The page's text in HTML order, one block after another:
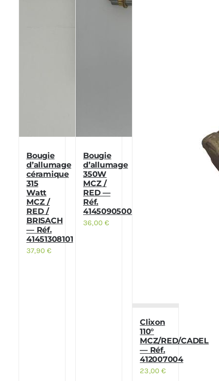
Bougie
d’allumage
céramique
315
Watt
MCZ /
RED /
BRISACH
— Réf.
41451308101
37,90€
Bougie
d’allumage
350W
MCZ /
RED —
Réf.
41450905000
36,00€
Clixon
110°
MCZ/RED/CADEL
— Réf.
412007004
23,00€